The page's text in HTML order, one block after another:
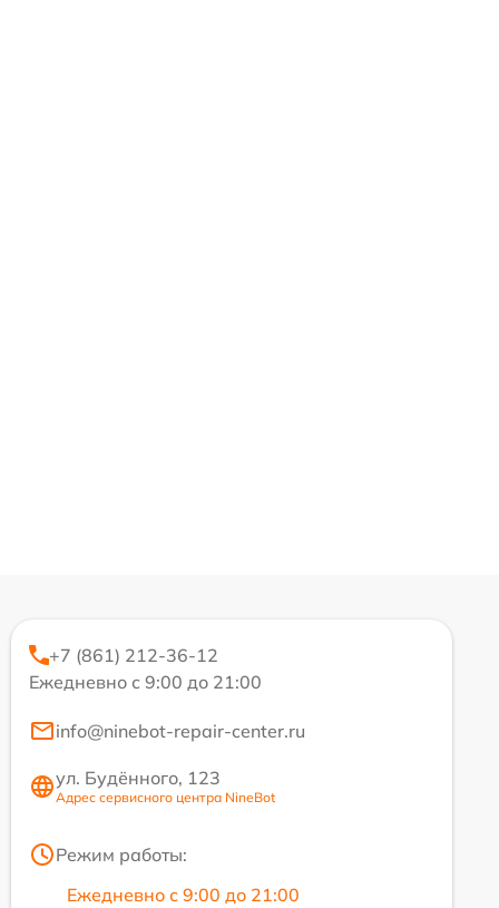
+7 (861) 212-36-12
Ежедневно с 9:00 до 21:00
info@ninebot-repair-center.ru
ул. Будённого, 123
Адрес сервисного центра NineBot
Режим работы:
Ежедневно с 9:00 до 21:00